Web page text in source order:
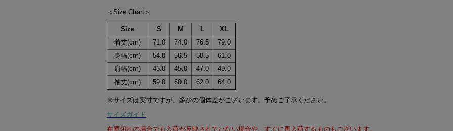
＜Size Chart＞
Size S M L
XL
着丈(cm)
71.0 74.0 76.5
79.0
身幅(cm)
54.0 56.5 58.5
61.0
肩幅(cm)
43.0 45.0 47.0
49.0
袖丈(cm)
59.0 60.0 62.0 64.0
※サイズは実寸ですが、多少の個体差がございます。予めご了承ください。
サイズガイド
在庫切れの場合でも入荷が反映されていない場合や、すぐに再入荷するものもございます。